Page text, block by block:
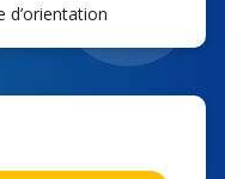
d’orientation